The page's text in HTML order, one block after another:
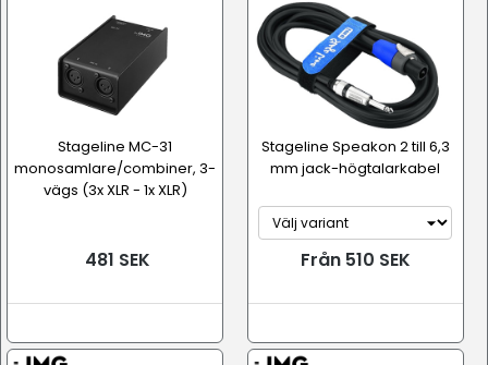
Stageline MC-31
monosamlare/combiner, 3-
vägs (3x XLR - 1x XLR)
481 SEK
Stageline Speakon 2 till 6,3
mm jack-högtalarkabel
Från 510 SEK